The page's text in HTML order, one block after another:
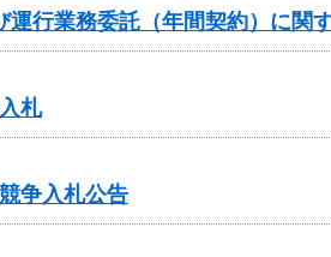
行業務委託（年間契約）に関
札
争入札公告